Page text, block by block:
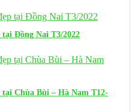
Đồng Nai T3/2022
Chùa Bùi – Hà Nam T12-